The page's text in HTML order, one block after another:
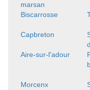
marsan
Biscarrosse
Capbreton
Aire-sur-l'adour
Morcenx